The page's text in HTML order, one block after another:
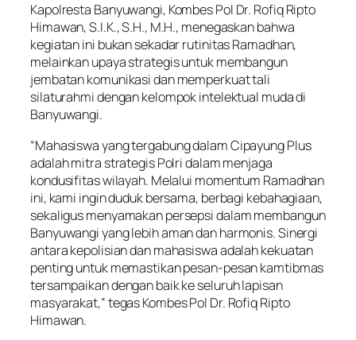
Kapolresta Banyuwangi, Kombes Pol Dr. Rofiq Ripto
Himawan, S.I.K., S.H., M.H., menegaskan bahwa
kegiatan ini bukan sekadar rutinitas Ramadhan,
melainkan upaya strategis untuk membangun
jembatan komunikasi dan memperkuat tali
silaturahmi dengan kelompok intelektual muda di
Banyuwangi.
“Mahasiswa yang tergabung dalam Cipayung Plus
adalah mitra strategis Polri dalam menjaga
kondusifitas wilayah. Melalui momentum Ramadhan
ini, kami ingin duduk bersama, berbagi kebahagiaan,
sekaligus menyamakan persepsi dalam membangun
Banyuwangi yang lebih aman dan harmonis. Sinergi
antara kepolisian dan mahasiswa adalah kekuatan
penting untuk memastikan pesan-pesan kamtibmas
tersampaikan dengan baik ke seluruh lapisan
masyarakat,” tegas Kombes Pol Dr. Rofiq Ripto
Himawan.